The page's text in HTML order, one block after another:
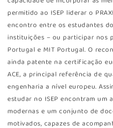
permitido ao ISEP liderar o
encontro entre os estudantes
instituições – ou participar nos
Portugal e MIT Portugal. O
ainda patente na certificação
ACE, a principal referência de
engenharia a nível europeu.
estudar no ISEP encontram um
modernas e um conjunto de
motivados, capazes de